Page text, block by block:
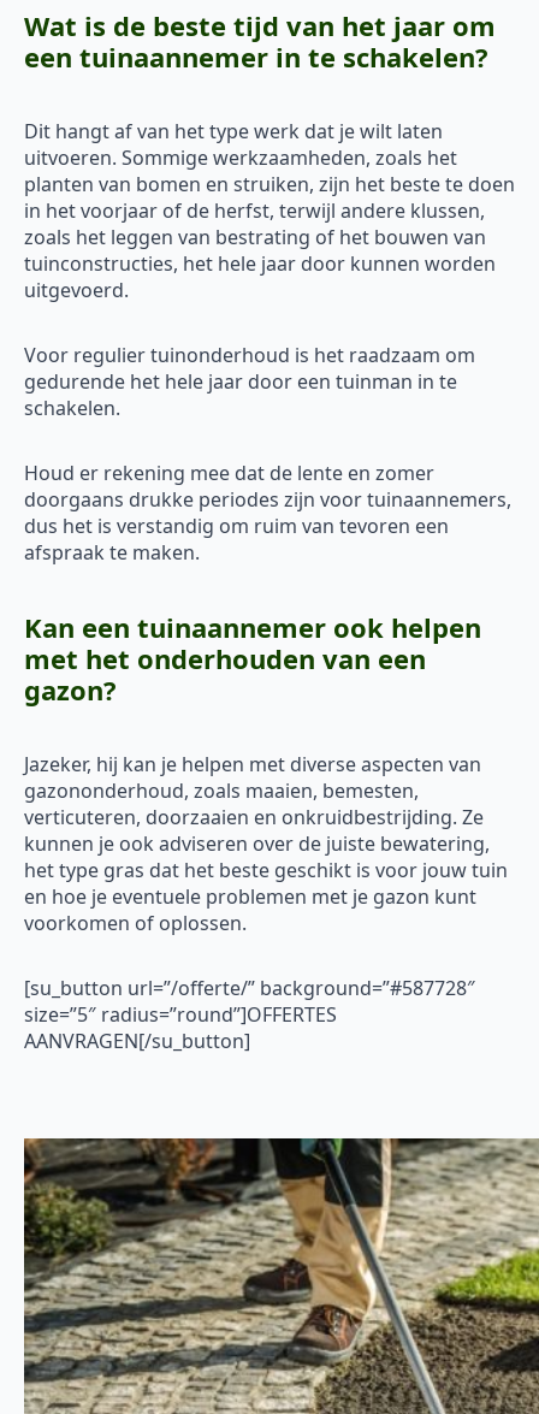
Wat is de beste tijd van het jaar om
een tuinaannemer in te schakelen?
Dit hangt af van het type werk dat je wilt laten
uitvoeren. Sommige werkzaamheden, zoals het
planten van bomen en struiken, zijn het beste te doen
in het voorjaar of de herfst, terwijl andere klussen,
zoals het leggen van bestrating of het bouwen van
tuinconstructies, het hele jaar door kunnen worden
uitgevoerd.
Voor regulier tuinonderhoud is het raadzaam om
gedurende het hele jaar door een tuinman in te
schakelen.
Houd er rekening mee dat de lente en zomer
doorgaans drukke periodes zijn voor tuinaannemers,
dus het is verstandig om ruim van tevoren een
afspraak te maken.
Kan een tuinaannemer ook helpen
met het onderhouden van een
gazon?
Jazeker, hij kan je helpen met diverse aspecten van
gazononderhoud, zoals maaien, bemesten,
verticuteren, doorzaaien en onkruidbestrijding. Ze
kunnen je ook adviseren over de juiste bewatering,
het type gras dat het beste geschikt is voor jouw tuin
en hoe je eventuele problemen met je gazon kunt
voorkomen of oplossen.
[su_button url=”/offerte/” background=”#587728″
size=”5″ radius=”round”]OFFERTES
AANVRAGEN[/su_button]